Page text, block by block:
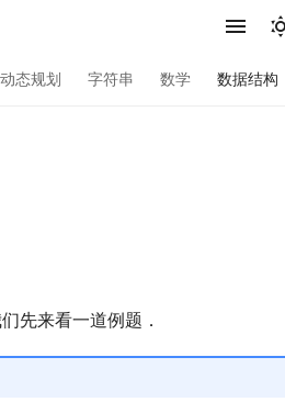
动态规划 字符串 数学 数据结构
先来看一道例题．